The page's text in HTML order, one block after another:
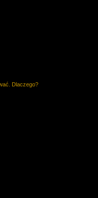
Dlaczego?